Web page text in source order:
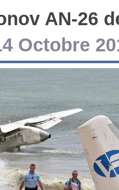
AN-26
Octobre